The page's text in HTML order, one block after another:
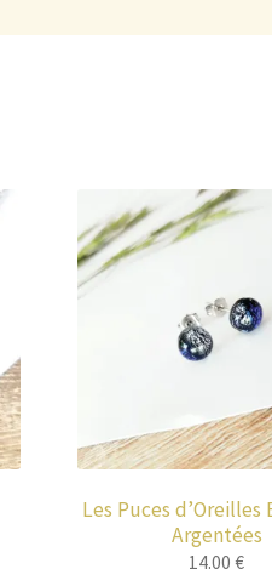
Les Puces d’Oreilles
Argentées
14.00€